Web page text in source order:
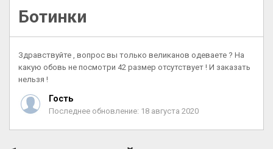
Ботинки
Здравствуйте , вопрос вы только великанов одеваете ? На
какую обовь не посмотри 42 размер отсутствует ! И заказать
нельзя !
Гость
Последнее обновление: 18 августа 2020